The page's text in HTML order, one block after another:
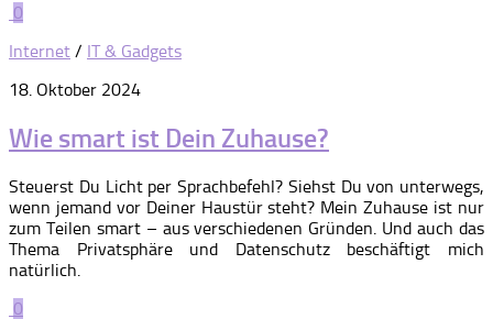
0
Internet / IT & Gadgets
18. Oktober 2024
Wie smart ist Dein Zuhause?
Steuerst Du Licht per Sprachbefehl? Siehst Du von unterwegs,
wenn jemand vor Deiner Haustür steht? Mein Zuhause ist nur
zum Teilen smart – aus verschiedenen Gründen. Und auch das
Thema Privatsphäre und Datenschutz beschäftigt mich
natürlich.
0